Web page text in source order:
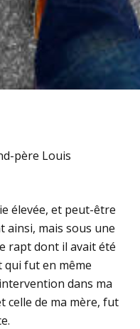
père Louis
élevée, et peut-être
ainsi, mais sous une
rapt dont il avait été
qui fut en même
dans ma
celle de ma mère, fut